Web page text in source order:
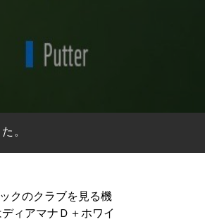
。
クのクラブを見る機
ィアマナＤ＋ホワイ